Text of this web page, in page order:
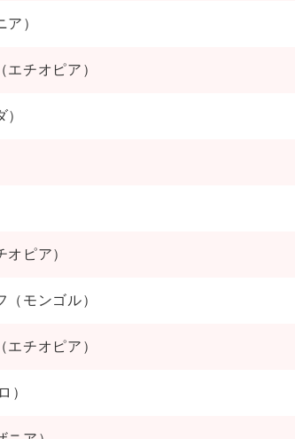
）
チオピア）
ピア）
モンゴル）
チオピア）
）